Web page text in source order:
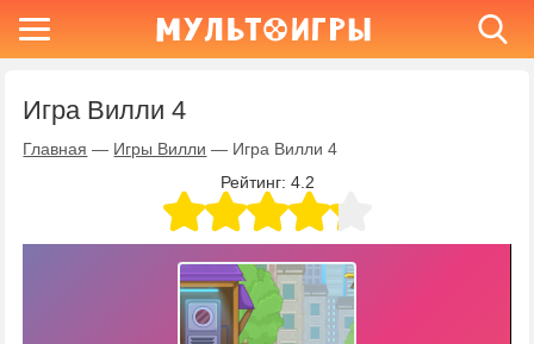
Игра Вилли 4
Главная — Игры Вилли — Игра Вилли 4
Рейтинг: 4.2